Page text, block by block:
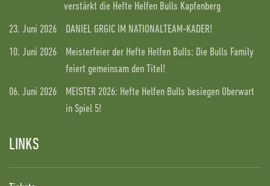
verstärkt die Hefte Helfen Bulls Kapfenberg
23. Juni 2026
DANIEL GRGIC IM NATIONALTEAM-KADER!
10. Juni 2026
Meisterfeier der Hefte Helfen Bulls: Die Bulls Family
feiert gemeinsam den Titel!
06. Juni 2026
MEISTER 2026: Hefte Helfen Bulls besiegen Oberwart
in Spiel 5!
LINKS